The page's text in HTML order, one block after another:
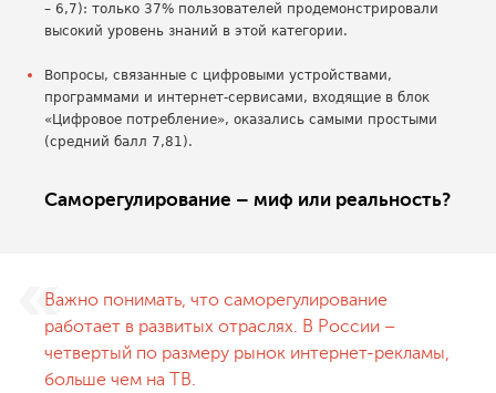
– 6,7): только 37% пользователей продемонстрировали
высокий уровень знаний в этой категории.
Вопросы, связанные с цифровыми устройствами,
программами и интернет-сервисами, входящие в блок
«Цифровое потребление», оказались самыми простыми
(средний балл 7,81).
Саморегулирование – миф или реальность?
Важно понимать, что саморегулирование
работает в развитых отраслях. В России –
четвертый по размеру рынок интернет-рекламы,
больше чем на ТВ.